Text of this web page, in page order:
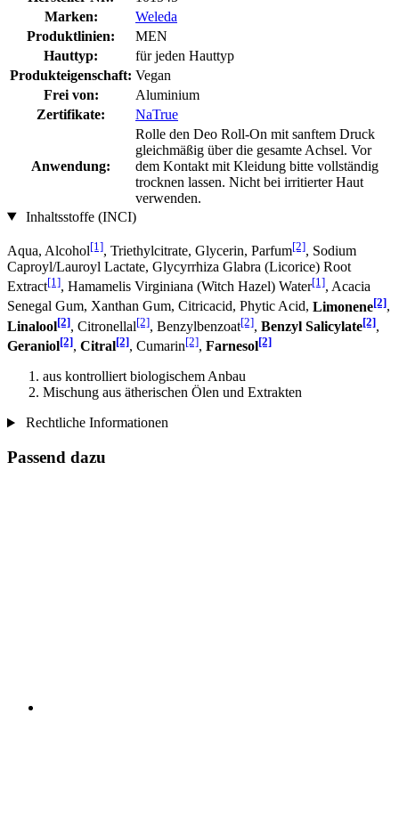
Marken:
Weleda
Produktlinien:
MEN
Hauttyp:
für jeden Hauttyp
Produkteigenschaft: Vegan
Frei von:
Aluminium
Zertifikate:
NaTrue
Anwendung:
Rolle den Deo Roll-On mit sanftem Druck
gleichmäßig über die gesamte Achsel. Vor
dem Kontakt mit Kleidung bitte vollständig
trocknen lassen. Nicht bei irritierter Haut
verwenden.
Inhaltsstoffe (INCI)
Aqua, Alcohol[1], Triethylcitrate, Glycerin, Parfum[2], Sodium
Caproyl/Lauroyl Lactate, Glycyrrhiza Glabra (Licorice) Root
Extract[1], Hamamelis Virginiana (Witch Hazel) Water[1], Acacia
Senegal Gum, Xanthan Gum, Citricacid, Phytic Acid, Limonene[2],
Linalool[2], Citronellal[2], Benzylbenzoat[2], Benzyl Salicylate[2],
Geraniol[2], Citral[2], Cumarin[2], Farnesol[2]
aus kontrolliert biologischem Anbau
Mischung aus ätherischen Ölen und Extrakten
Rechtliche Informationen
Passend dazu